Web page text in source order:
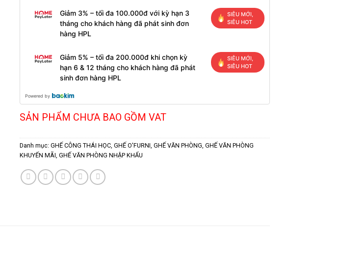
Giảm 3% – tối đa 100.000đ với kỳ hạn 3
tháng cho khách hàng đã phát sinh đơn
hàng HPL
SIÊU MỚI,
SIÊU HOT
Giảm 5% – tối đa 200.000đ khi chọn kỳ
hạn 6 & 12 tháng cho khách hàng đã phát
sinh đơn hàng HPL
SIÊU MỚI,
SIÊU HOT
Powered by
SẢN PHẨM CHƯA BAO GỒM VAT
Danh mục: GHẾ CÔNG THÁI HỌC, GHẾ O'FURNI, GHẾ VĂN PHÒNG, GHẾ VĂN PHÒNG
KHUYẾN MÃI, GHẾ VĂN PHÒNG NHẬP KHẨU